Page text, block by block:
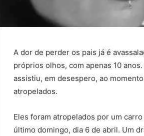
A dor de perder os pais já é
próprios olhos, com apenas 10
assistiu, em desespero, ao
atropelados.
Eles foram atropelados por um
último domingo, dia 6 de abril. Um